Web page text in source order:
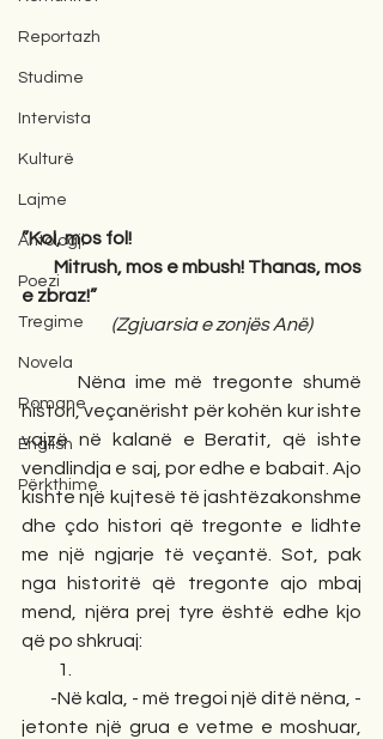
Reportazh
Studime
Intervista
Kulturë
Lajme
Antologji
Poezi
Tregime
Novela
Romane
English
Përkthime
”Kol, mos fol!
e zbraz!”
  (Zgjuarsia e zonjës Anë)
histori, veçanërisht për kohën kur ishte
vajzë në kalanë e Beratit, që ishte
vendlindja e saj, por edhe e babait. Ajo
kishte një kujtesë të jashtëzakonshme
dhe çdo histori që tregonte e lidhte
me një ngjarje të veçantë. Sot, pak
nga historitë që tregonte ajo mbaj
mend, njëra prej tyre është edhe kjo
që po shkruaj:
          1.
jetonte një grua e vetme e moshuar,